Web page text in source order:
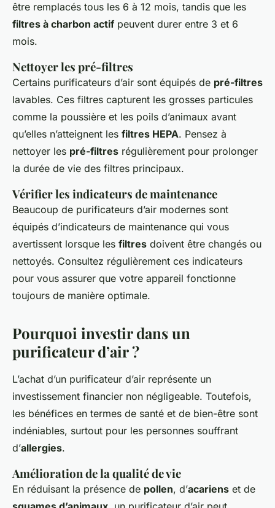
être remplacés tous les 6 à 12 mois, tandis que les
filtres à charbon actif peuvent durer entre 3 et 6
mois.
Nettoyer les pré-filtres
Certains purificateurs d’air sont équipés de pré-filtres
lavables. Ces filtres capturent les grosses particules
comme la poussière et les poils d’animaux avant
qu’elles n’atteignent les filtres HEPA. Pensez à
nettoyer les pré-filtres régulièrement pour prolonger
la durée de vie des filtres principaux.
Vérifier les indicateurs de maintenance
Beaucoup de purificateurs d’air modernes sont
équipés d’indicateurs de maintenance qui vous
avertissent lorsque les filtres doivent être changés ou
nettoyés. Consultez régulièrement ces indicateurs
pour vous assurer que votre appareil fonctionne
toujours de manière optimale.
Pourquoi investir dans un
purificateur d’air ?
L’achat d’un purificateur d’air représente un
investissement financier non négligeable. Toutefois,
les bénéfices en termes de santé et de bien-être sont
indéniables, surtout pour les personnes souffrant
d’allergies.
Amélioration de la qualité de vie
En réduisant la présence de pollen, d’acariens et de